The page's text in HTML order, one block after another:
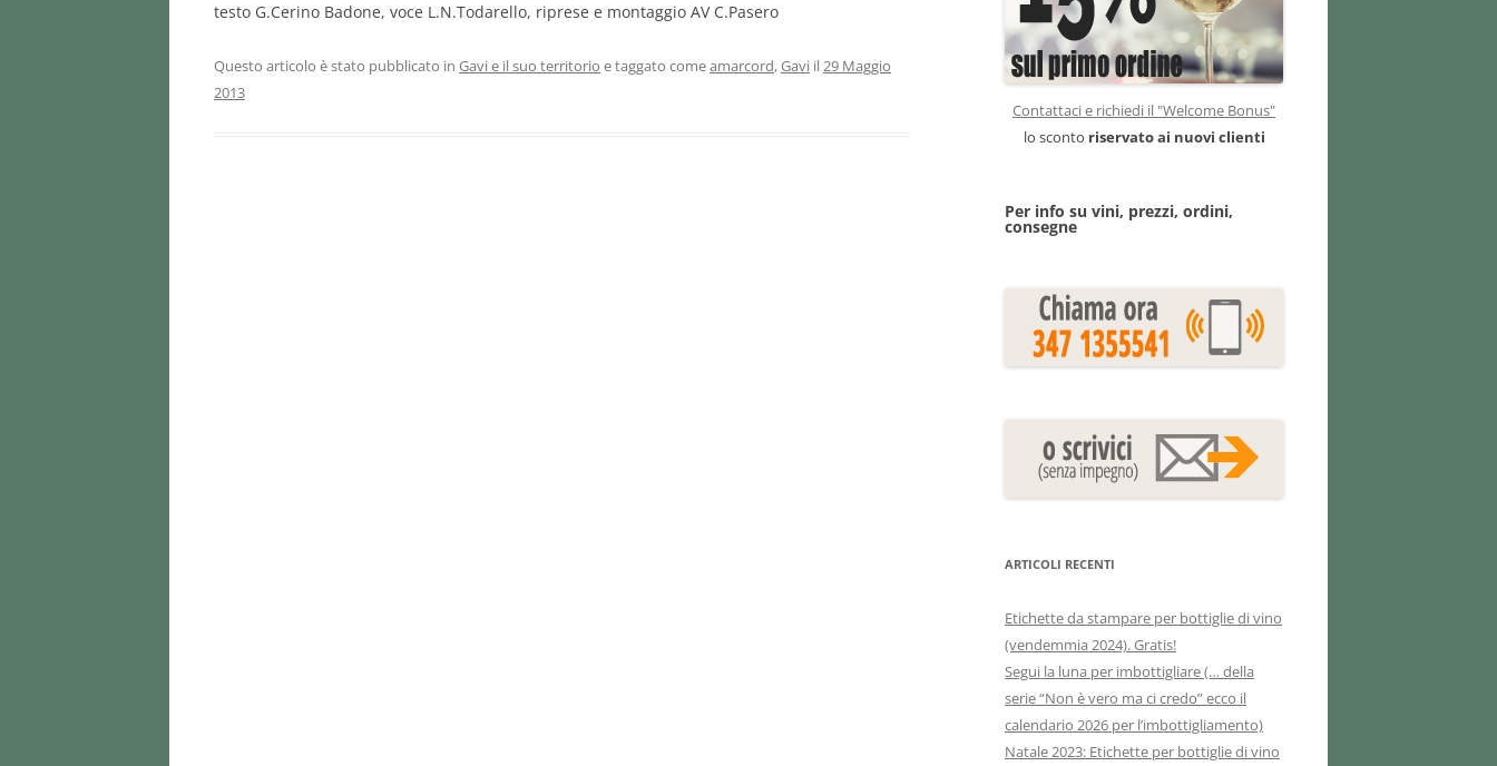
testo G.Cerino Badone, voce L.N.Todarello, riprese e montaggio AV C.Pasero
Questo articolo è stato pubblicato in Gavi e il suo territorio e taggato comeamarcord,Gavi il29 Maggio
2013
Contattaci e richiedi il "Welcome Bonus"
lo sconto riservato ai nuovi clienti
Per info su vini, prezzi, ordini,
consegne
ARTICOLI RECENTI
Etichette da stampare per bottiglie di vino
(vendemmia 2024). Gratis!
Segui la luna per imbottigliare (… della
serie “Non è vero ma ci credo” ecco il
calendario 2026 per l’imbottigliamento)
Natale 2023: Etichette per bottiglie di vino